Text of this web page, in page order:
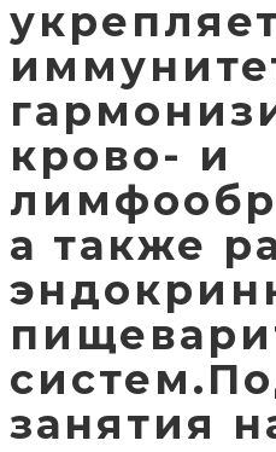
крово- и
а также
занятия